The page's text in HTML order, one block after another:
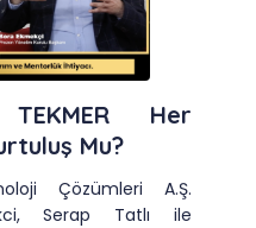
Her
Mu?
Çözümleri A.Ş.
Serap Tatlı ile